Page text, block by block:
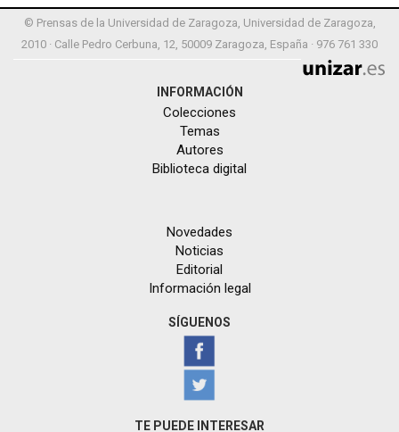
© Prensas de la Universidad de Zaragoza, Universidad de Zaragoza,
2010 · Calle Pedro Cerbuna, 12, 50009 Zaragoza, España · 976 761 330
INFORMACIÓN
Colecciones
Temas
Autores
Biblioteca digital
Novedades
Noticias
Editorial
Información legal
SÍGUENOS
TE PUEDE INTERESAR